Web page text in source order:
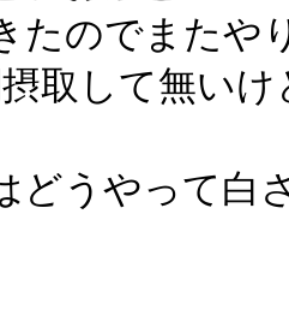
たのでまたや
取して無い
どうやって白